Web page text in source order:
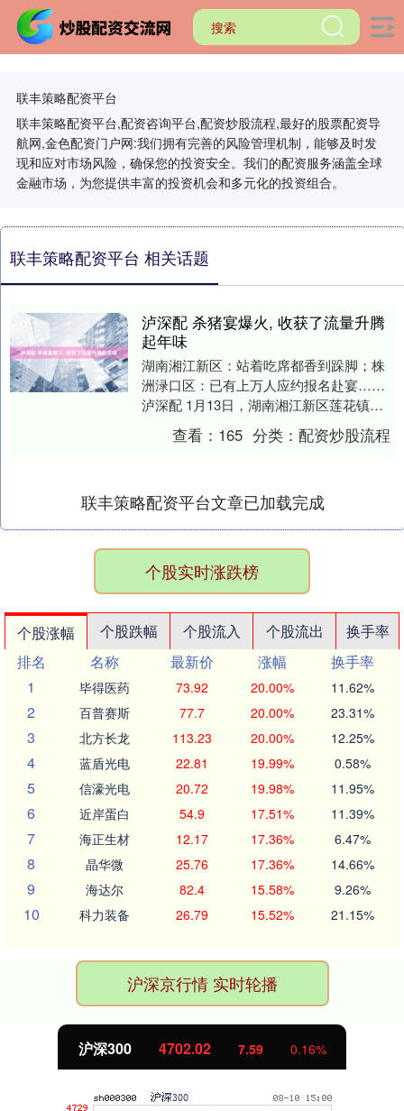
联丰策略配资平台
联丰策略配资平台,配资咨询平台,配资炒股流程,最好的股票配资导
航网,金色配资门户网:我们拥有完善的风险管理机制，能够及时发
现和应对市场风险，确保您的投资安全。我们的配资服务涵盖全球
金融市场，为您提供丰富的投资机会和多元化的投资组合。
联丰策略配资平台 相关话题
泸深配 杀猪宴爆火, 收获了流量升腾
起年味
湖南湘江新区：站着吃席都香到跺脚；株
洲渌口区：已有上万人应约报名赴宴……
泸深配 1月13日，湖南湘江新区莲花镇五
丰村一座农家小院，人们在等候分享杀猪
宴。 继株洲....
查看： 165 分类：配资炒股流程
联丰策略配资平台文章已加载完成
个股实时涨跌榜
个股涨幅 个股跌幅 个股流入 个股流出
换手率
排名
名称 最新价 涨幅
换手率
1
毕得医药 73.92 20.00% 11.62%
2 百普赛斯 77.7 20.00% 23.31%
3 北方长龙 113.23 20.00% 12.25%
4 蓝盾光电 22.81 19.99% 0.58%
5 信濠光电 20.72 19.98% 11.95%
6 近岸蛋白 54.9 17.51% 11.39%
7 海正生材 12.17 17.36% 6.47%
8 晶华微 25.76 17.36% 14.66%
9 海达尔 82.4 15.58% 9.26%
10 科力装备 26.79 15.52% 21.15%
沪深京行情 实时轮播
沪深300 4702.02 7.59 0.16%